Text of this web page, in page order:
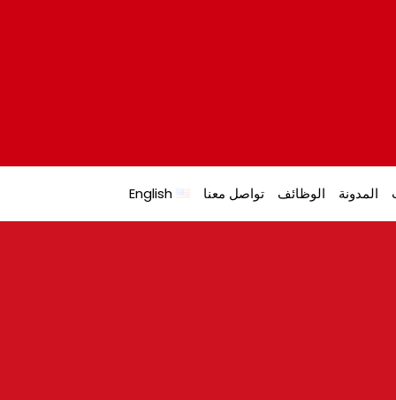
المدونة الوظائف تواصل معنا English